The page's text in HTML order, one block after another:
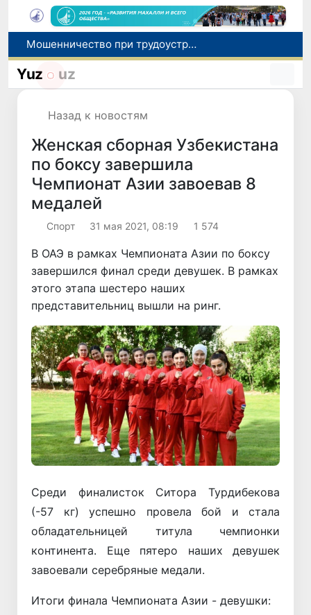
Мошенничество при трудоустройстве за рубежом: в Каракалпакстане и Ташкенте выявлены новые случаи обмана граждан
Премьер-министр Узбекистана принял участие во встрече с Президентом Кыргызстана в рамках мероприятий ЕАЭС
Yuz uz
Назад к новостям
Женская сборная Узбекистана
по боксу завершила
Чемпионат Азии завоевав 8
медалей
Спорт 31 мая 2021, 08:19 1 574
В ОАЭ в рамках Чемпионата Азии по боксу
завершился финал среди девушек. В рамках
этого этапа шестеро наших
представительниц вышли на ринг.
Среди финалисток Ситора Турдибекова
(-57 кг) успешно провела бой и стала
обладательницей титула чемпионки
континента. Еще пятеро наших девушек
завоевали серебряные медали.
Итоги финала Чемпионата Азии - девушки: